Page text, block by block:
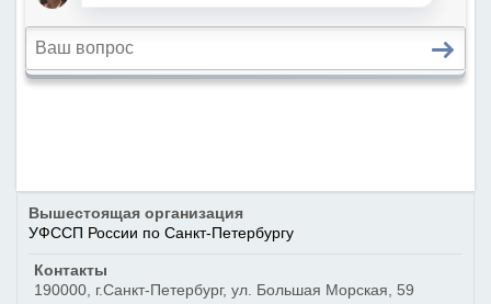
Вышестоящая организация
УФССП России по Санкт-Петербургу
Контакты
190000 г.Санкт-Петербург, ул. Большая Морская, 59